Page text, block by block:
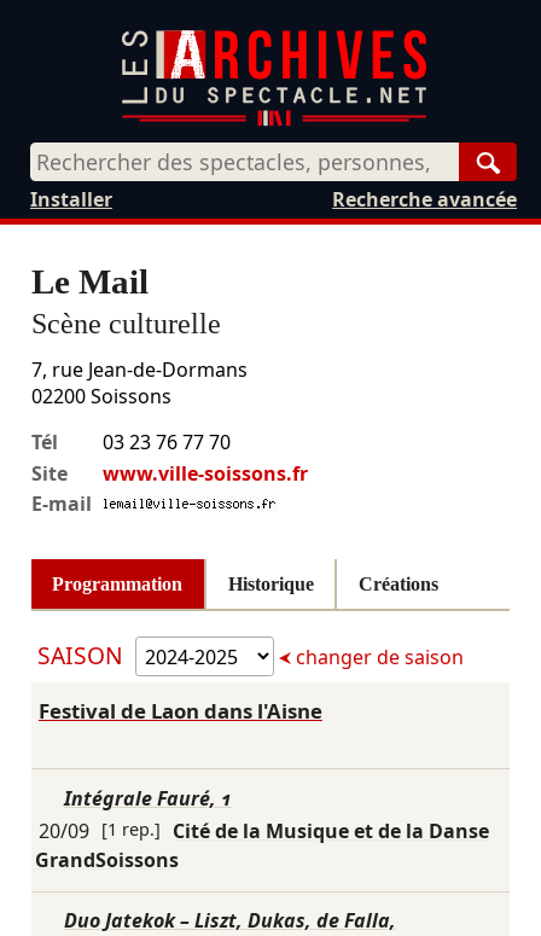
Recherche avancée
Installer
Le Mail
Scène culturelle
7, rue Jean-de-Dormans
02200 Soissons
Tél
03 23 76 77 70
Site
www.ville-soissons.fr
E-mail
Programmation Historique Créations
SAISON changer de saison
Festival de Laon dans l'Aisne
Intégrale Fauré, 1
20/09 [1 rep.]
Cité de la Musique et de la Danse
GrandSoissons
Duo Jatekok – Liszt, Dukas, de Falla,